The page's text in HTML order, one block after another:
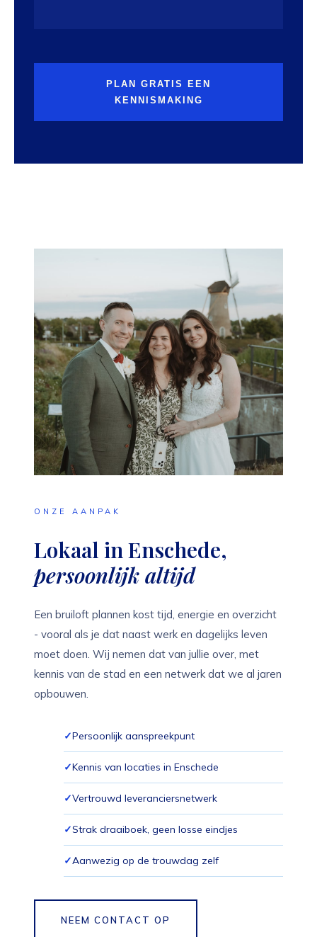
PLAN GRATIS EEN
KENNISMAKING
ONZE AANPAK
Lokaal in Enschede,
persoonlijk altijd
Een bruiloft plannen kost tijd, energie en overzicht
- vooral als je dat naast werk en dagelijks leven
moet doen. Wij nemen dat van jullie over, met
kennis van de stad en een netwerk dat we al jaren
opbouwen.
Persoonlijk aanspreekpunt
Kennis van locaties in Enschede
Vertrouwd leveranciersnetwerk
Strak draaiboek, geen losse eindjes
Aanwezig op de trouwdag zelf
NEEM CONTACT OP